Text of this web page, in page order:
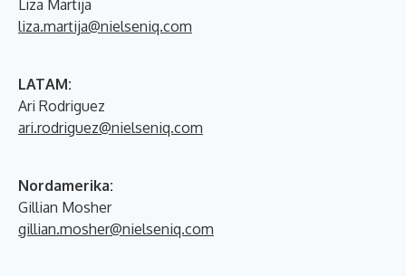
Liza Martija
liza.martija@nielseniq.com
LATAM:
Ari Rodriguez
ari.rodriguez@nielseniq.com
Nordamerika:
Gillian Mosher
gillian.mosher@nielseniq.com